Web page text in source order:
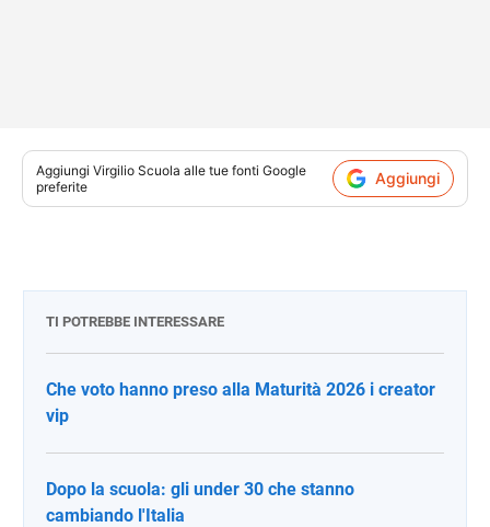
Aggiungi Virgilio Scuola alle tue fonti Google
preferite
Aggiungi
TI POTREBBE INTERESSARE
Che voto hanno preso alla Maturità 2026 i creator
vip
Dopo la scuola: gli under 30 che stanno
cambiando l'Italia